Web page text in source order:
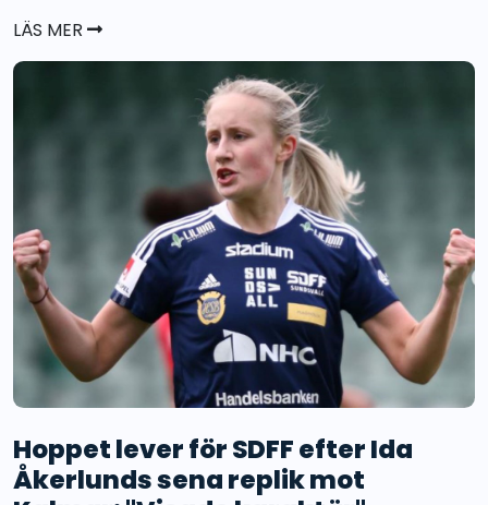
LÄS MER
Hoppet lever för SDFF efter Ida
Åkerlunds sena replik mot